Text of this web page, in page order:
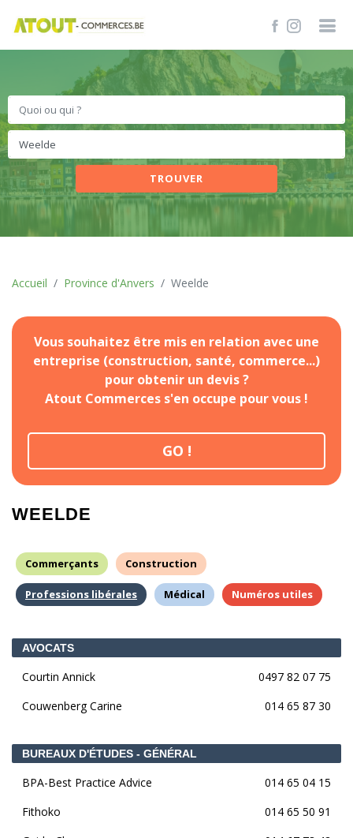
TROUVER
Accueil Province d'Anvers Weelde
Vous souhaitez être mis en relation avec une
entreprise (construction, santé, commerce...)
pour obtenir un devis ?
Atout Commerces s'en occupe pour vous !
GO !
WEELDE
Commerçants Construction
Professions libérales Médical Numéros utiles
AVOCATS
Courtin Annick
0497 82 07 75
Couwenberg Carine
014 65 87 30
BUREAUX D'ÉTUDES - GÉNÉRAL
BPA-Best Practice Advice
014 65 04 15
Fithoko
014 65 50 91